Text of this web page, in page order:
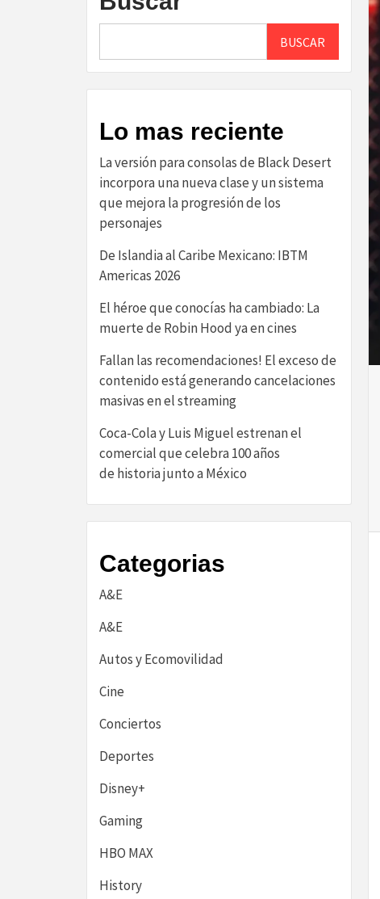
BUSCAR
Lo mas reciente
La versión para consolas de Black Desert
incorpora una nueva clase y un sistema
que mejora la progresión de los
personajes
De Islandia al Caribe Mexicano: IBTM
Americas 2026
El héroe que conocías ha cambiado: La
muerte de Robin Hood ya en cines
Fallan las recomendaciones! El exceso de
contenido está generando cancelaciones
masivas en el streaming
Coca-Cola y Luis Miguel estrenan el
comercial que celebra 100 años
de historia junto a México
Categorias
A&E
A&E
Autos y Ecomovilidad
Cine
Conciertos
Deportes
Disney+
Gaming
HBO MAX
History